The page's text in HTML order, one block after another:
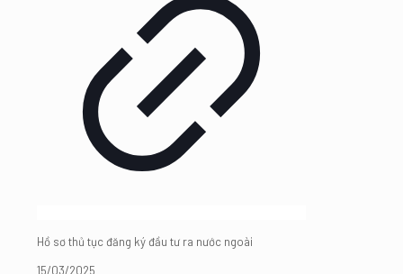
Hồ sơ thủ tục đăng ký đầu tư ra nước ngoài
15/03/2025